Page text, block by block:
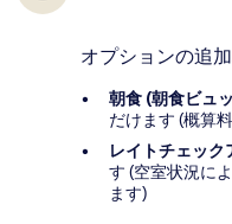
オプションの追
朝食 (朝食ビュ
だけます (概算
レイトチェック
す (空室状況に
ます)